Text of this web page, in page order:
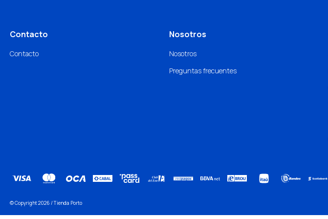
Contacto
Contacto
Nosotros
Nosotros
Preguntas frecuentes
© Copyright 2026 / Tienda Porto